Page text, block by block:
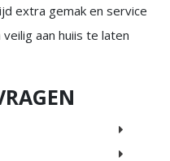
extra gemak en service
aan huiis te laten